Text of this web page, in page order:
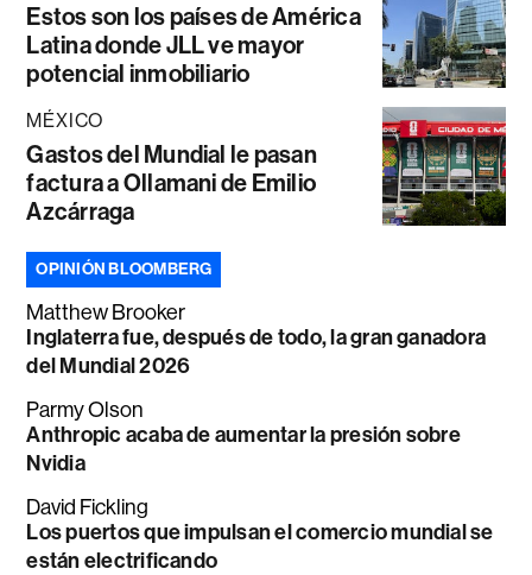
Estos son los países de América
Latina donde JLL ve mayor
potencial inmobiliario
MÉXICO
Gastos del Mundial le pasan
factura a Ollamani de Emilio
Azcárraga
OPINIÓN BLOOMBERG
Matthew Brooker
Inglaterra fue, después de todo, la gran ganadora
del Mundial 2026
Parmy Olson
Anthropic acaba de aumentar la presión sobre
Nvidia
David Fickling
Los puertos que impulsan el comercio mundial se
están electrificando